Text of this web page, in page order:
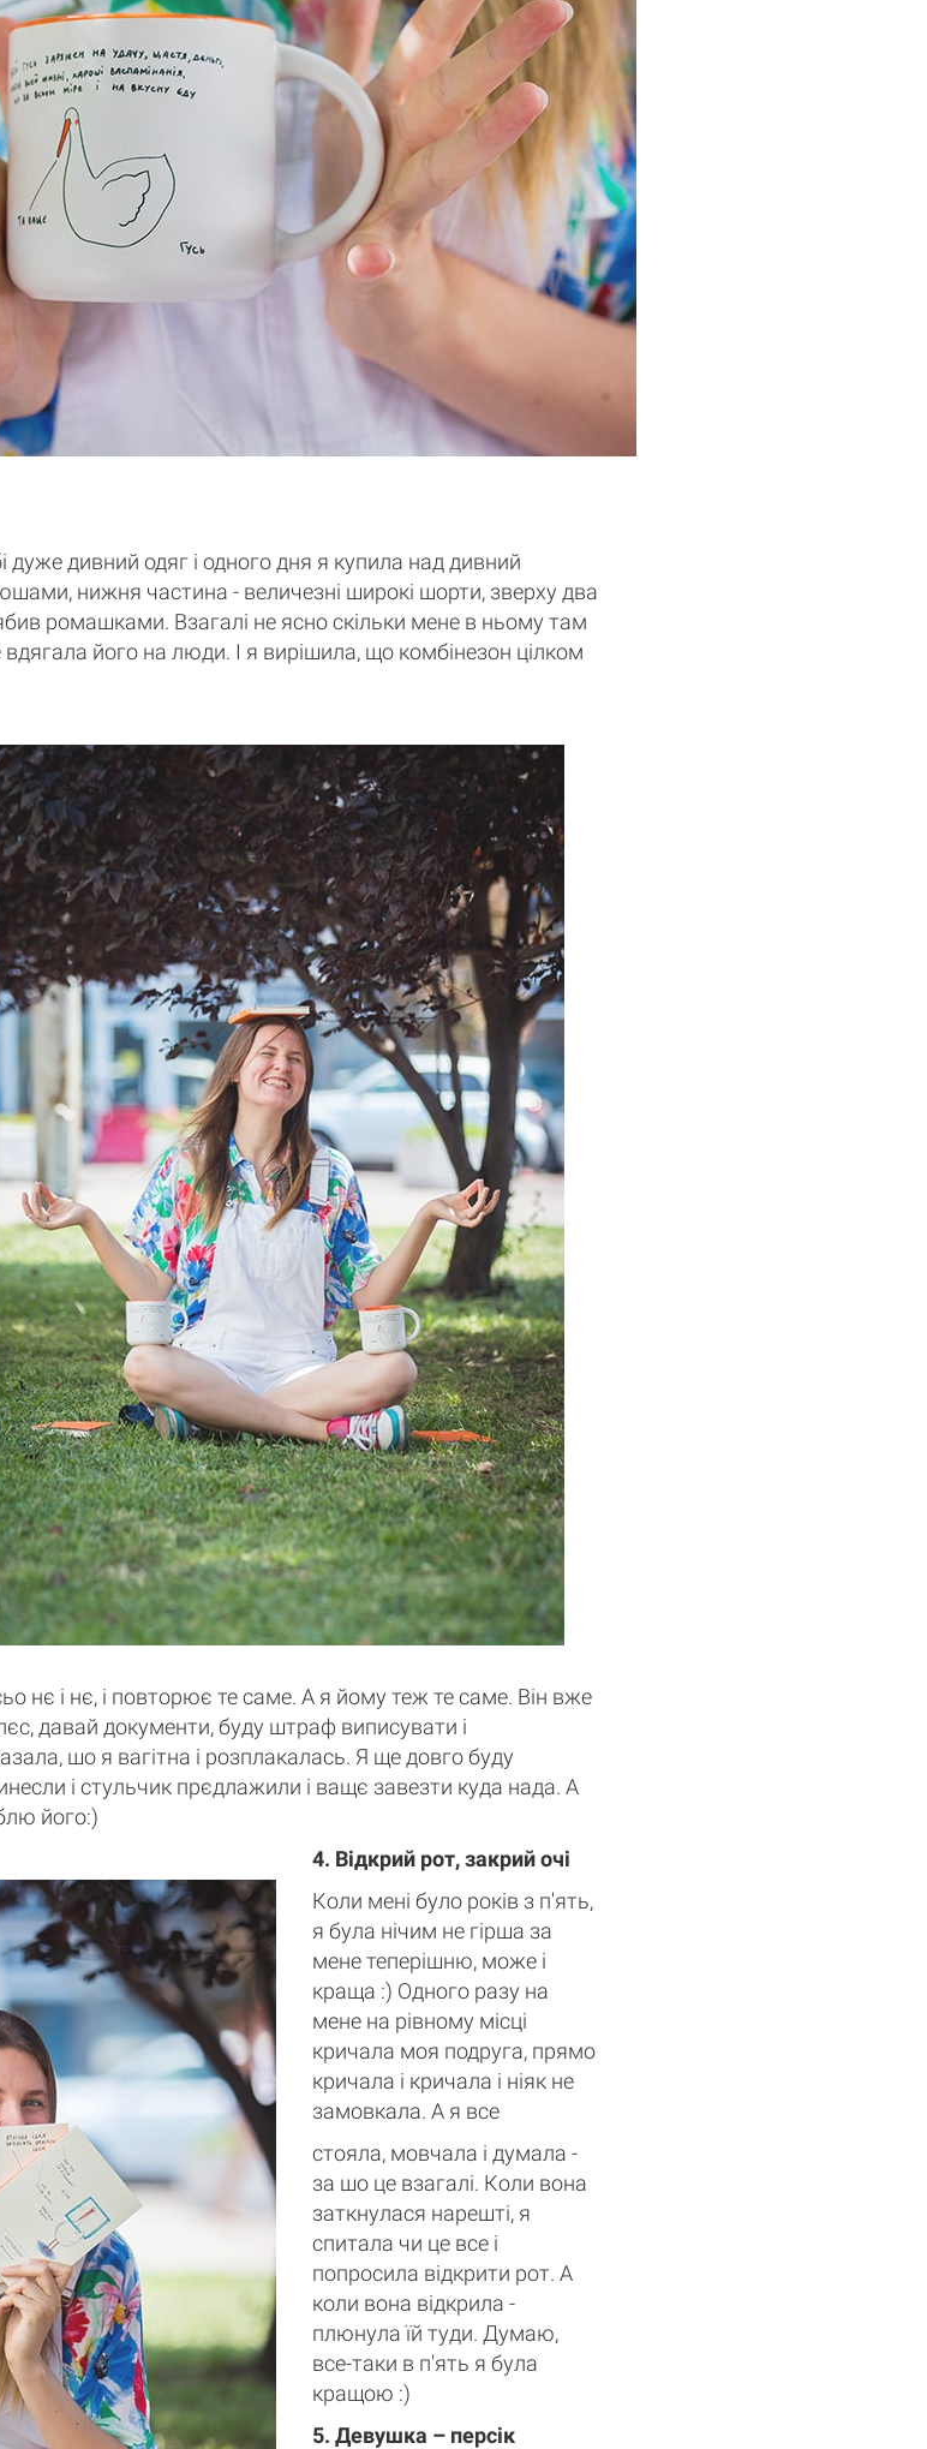
дивний одяг і одного дня я купила над дивний
нижня частина - величезні широкі шорти, зверху два
ромашками. Взагалі не ясно скільки мене в ньому там
його на люди. І я вирішила, що комбінезон цілком
нє і нє, і повторює те саме. А я йому теж те саме. Він вже
давай документи, буду штраф виписувати і
шо я вагітна і розплакалась. Я ще довго буду
і стульчик прєдлажили і ващє завезти куда нада. А
його:)
4. Відкрий рот, закрий очі
Коли мені було років з п'ять,
я була нічим не гірша за
мене теперішню, може і
краща :) Одного разу на
мене на рівному місці
кричала моя подруга, прямо
кричала і кричала і ніяк не
замовкала. А я все
стояла, мовчала і думала -
за шо це взагалі. Коли вона
заткнулася нарешті, я
спитала чи це все і
попросила відкрити рот. А
коли вона відкрила -
плюнула їй туди. Думаю,
все-таки в п'ять я була
кращою :)
5. Девушка – персік
порожній